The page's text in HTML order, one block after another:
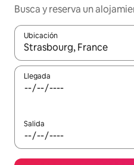
Busca y reserva un
Ubicación
Cuando los resultados
Llegada
Salida